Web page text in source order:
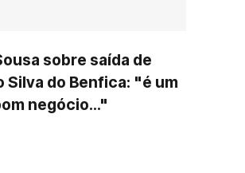
sobre saída de
Silva do Benfica: "é um
negócio..."